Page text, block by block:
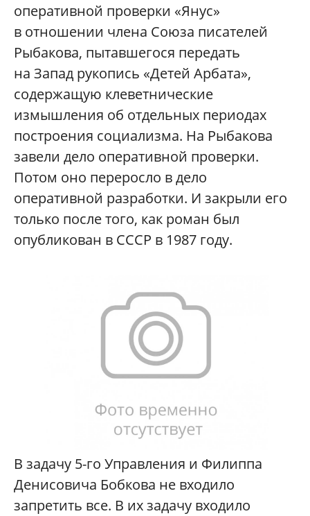
оперативной проверки «Янус»
в отношении члена Союза писателей
Рыбакова, пытавшегося передать
на Запад рукопись «Детей Арбата»,
содержащую клеветнические
измышления об отдельных периодах
построения социализма. На Рыбакова
завели дело оперативной проверки.
Потом оно переросло в дело
оперативной разработки. И закрыли его
только после того, как роман был
опубликован в СССР в 1987 году.
В задачу 5-го Управления и Филиппа
Денисовича Бобкова не входило
запретить все. В их задачу входило